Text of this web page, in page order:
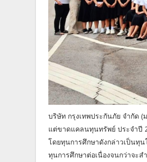
บริษัท กรุงเทพประกันภัย จำกัด
แต่ขาดแคลนทุนทรัพย์ ประจำปี
โดยทุนการศึกษาดังกล่าวเป็นทุ
ทุนการศึกษาต่อเนื่องจนกว่าจะ